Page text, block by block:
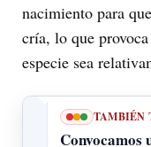
nacimiento para
cría, lo que
especie sea
TAMBIÉN
Convocamos